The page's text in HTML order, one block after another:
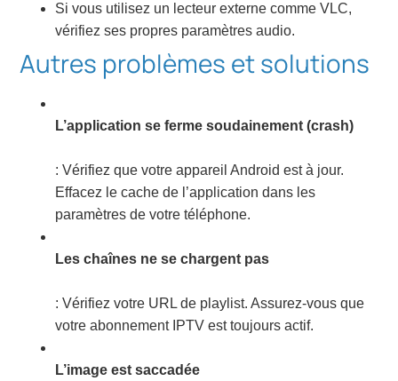
Si vous utilisez un lecteur externe comme VLC,
vérifiez ses propres paramètres audio.
Autres problèmes et solutions
L’application se ferme soudainement (crash)
: Vérifiez que votre appareil Android est à jour.
Effacez le cache de l’application dans les
paramètres de votre téléphone.
Les chaînes ne se chargent pas
: Vérifiez votre URL de playlist. Assurez-vous que
votre abonnement IPTV est toujours actif.
L’image est saccadée